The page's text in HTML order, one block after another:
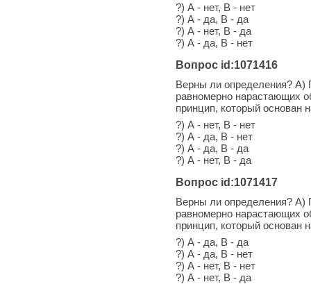
?) А - нет, В - нет
?) А - да, В - да
?) А - нет, В - да
?) А - да, В - нет
Вопрос id:1071416
Верны ли определения? А)
равномерно нарастающих
принцип, который основан
?) А - нет, В - нет
?) А - да, В - нет
?) А - да, В - да
?) А - нет, В - да
Вопрос id:1071417
Верны ли определения? А)
равномерно нарастающих
принцип, который основан
?) А - да, В - да
?) А - да, В - нет
?) А - нет, В - нет
?) А - нет, В - да